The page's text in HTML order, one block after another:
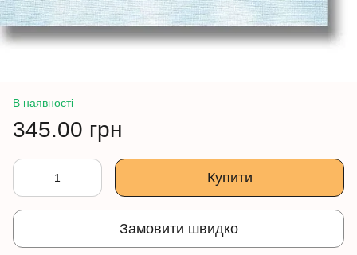
В наявності
345.00 грн
Купити
Замовити швидко